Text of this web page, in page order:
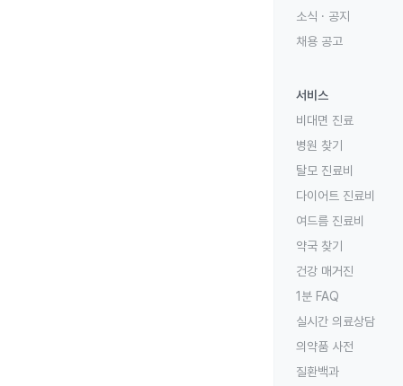
소식 · 공지
채용 공고
서비스
비대면 진료
병원 찾기
탈모 진료비
다이어트 진료비
여드름 진료비
약국 찾기
건강 매거진
1분 FAQ
실시간 의료상담
의약품 사전
질환백과